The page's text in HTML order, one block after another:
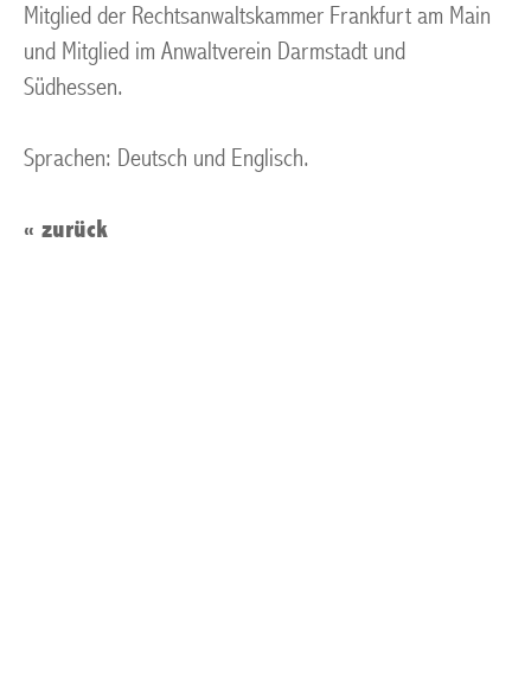
Mitglied der Rechtsanwaltskammer Frankfurt am Main
und Mitglied im Anwaltverein Darmstadt und
Südhessen.
Sprachen: Deutsch und Englisch.
« zurück